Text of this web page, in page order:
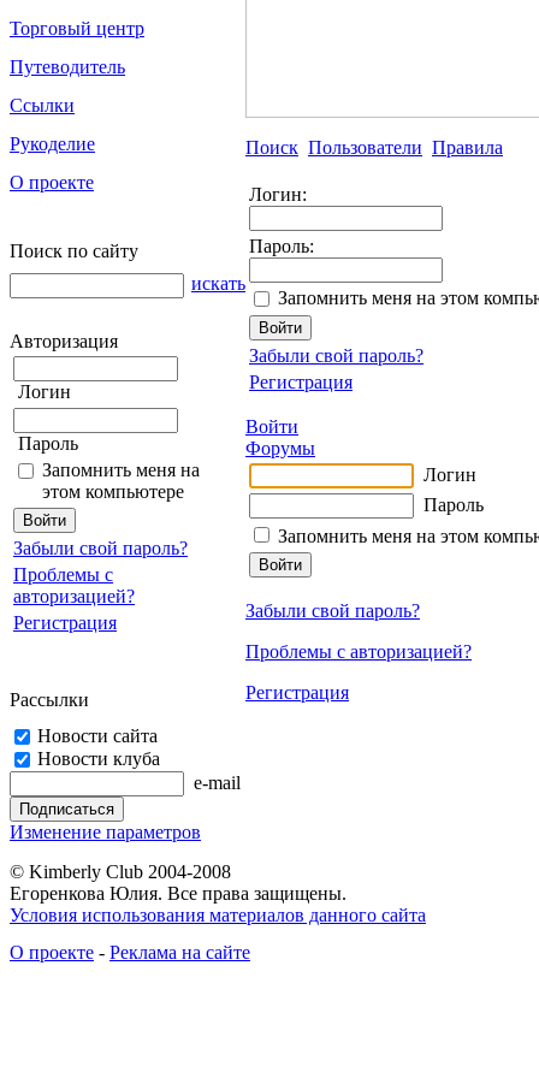
Торговый центр
Путеводитель
Ссылки
Рукоделие
О проекте
Поиск по сайту
искать
Авторизация
Логин
Пароль
Запомнить меня на
этом компьютере
Забыли свой пароль?
Проблемы с
авторизацией?
Регистрация
Рассылки
Новости сайта
Новости клуба
e-mail
Изменение параметров
Поиск Пользователи Правила
Логин:
Пароль:
Запомнить меня на этом
Забыли свой пароль?
Регистрация
Войти
Форумы
Логин
Пароль
Запомнить меня на этом
Забыли свой пароль?
Проблемы с авторизацией?
Регистрация
© Kimberly Club 2004-2008
Егоренкова Юлия. Все права защищены.
Условия использования материалов данного сайта
О проекте - Реклама на сайте